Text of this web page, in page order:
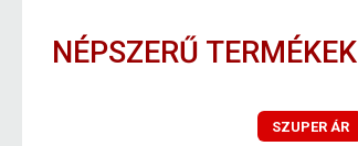
NÉPSZERŰ TERMÉKEK
SZUPER ÁR